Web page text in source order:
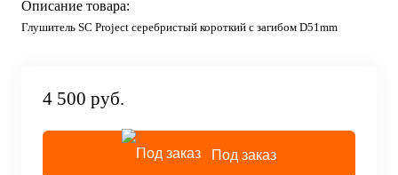
Описание товара:
Глушитель SC Projeсt серебристый короткий с загибом D51mm
4 500 руб.
Под заказ